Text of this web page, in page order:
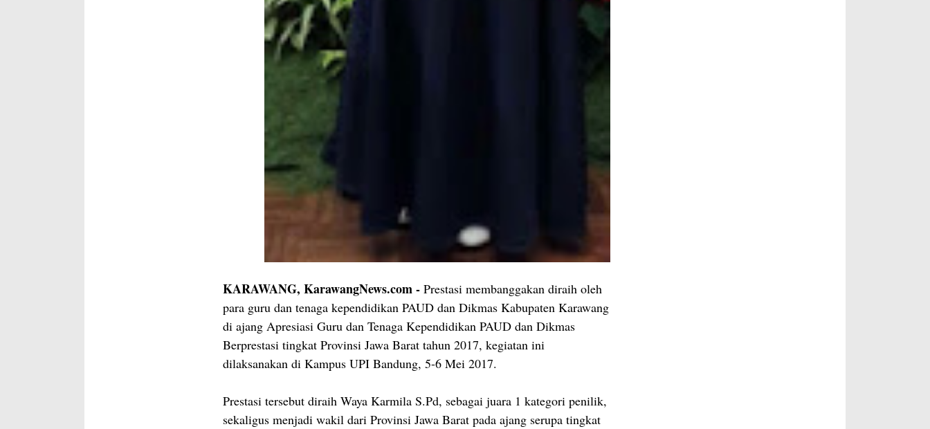
KARAWANG, KarawangNews.com - Prestasi membanggakan diraih oleh
para guru dan tenaga kependidikan PAUD dan Dikmas Kabupaten Karawang
di ajang Apresiasi Guru dan Tenaga Kependidikan PAUD dan Dikmas
Berprestasi tingkat Provinsi Jawa Barat tahun 2017, kegiatan ini
dilaksanakan di Kampus UPI Bandung, 5-6 Mei 2017.
Prestasi tersebut diraih Waya Karmila S.Pd, sebagai juara 1 kategori penilik,
sekaligus menjadi wakil dari Provinsi Jawa Barat pada ajang serupa tingkat